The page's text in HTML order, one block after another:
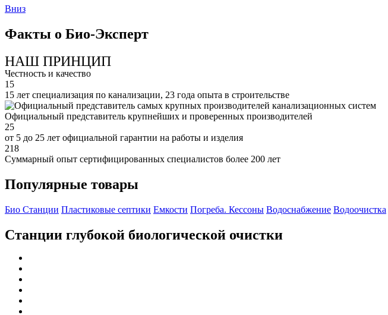
Вниз
Факты о Био-Эксперт
НАШ ПРИНЦИП
Честность и качество
15
15 лет специализация по канализации, 23 года опыта в строительстве
Официальный представитель крупнейших и проверенных производителей
25
от 5 до 25 лет официальной гарантии на работы и изделия
218
Суммарный опыт сертифицированных специалистов более 200 лет
Популярные товары
Био Станции Пластиковые септики Емкости Погреба. Кессоны Водоснабжение Водоочистка
Станции глубокой биологической очистки